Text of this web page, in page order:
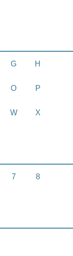
G H
O P
W X
7 8